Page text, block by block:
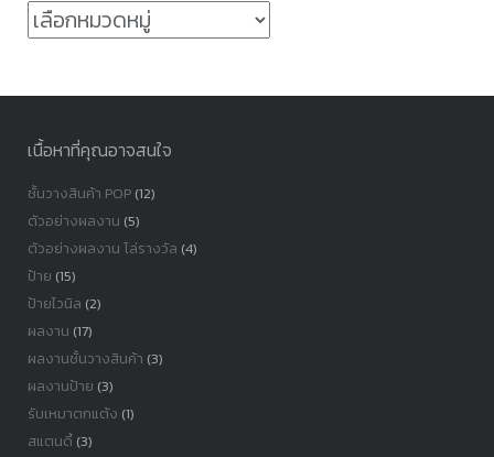
หมวด
เนื้อหาที่คุณอาจสนใจ
ชั้นวางสินค้า POP(12)
ตัวอย่างผลงาน (5)
ตัวอย่างผลงาน โล่รางวัล (4)
ป้าย (15)
ป้ายไวนิล (2)
ผลงาน (17)
ผลงานชั้นวางสินค้า (3)
ผลงานป้าย (3)
รับเหมาตกแต้ง (1)
สแตนดี้(3)